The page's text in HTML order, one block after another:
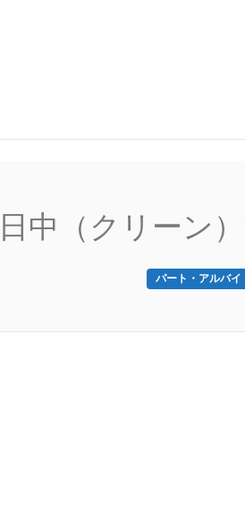
名古屋・東海地
日中（クリーン
パート・アルバイ